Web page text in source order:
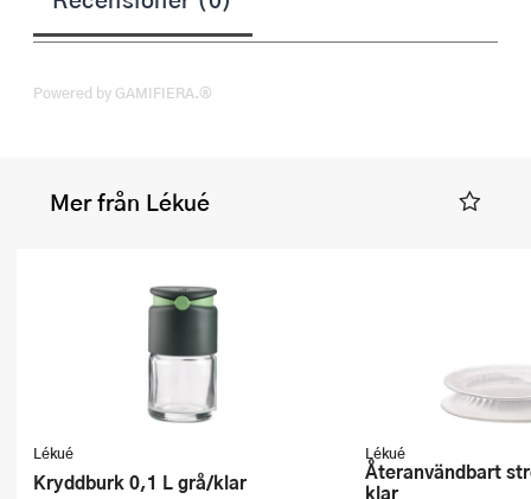
Powered by GAMIFIERA.®
Mer från Lékué
Lékué
Kryddburk 0,1 L grå/klar
Lékué
Återanvändbart stretchlock 15 cm
klar